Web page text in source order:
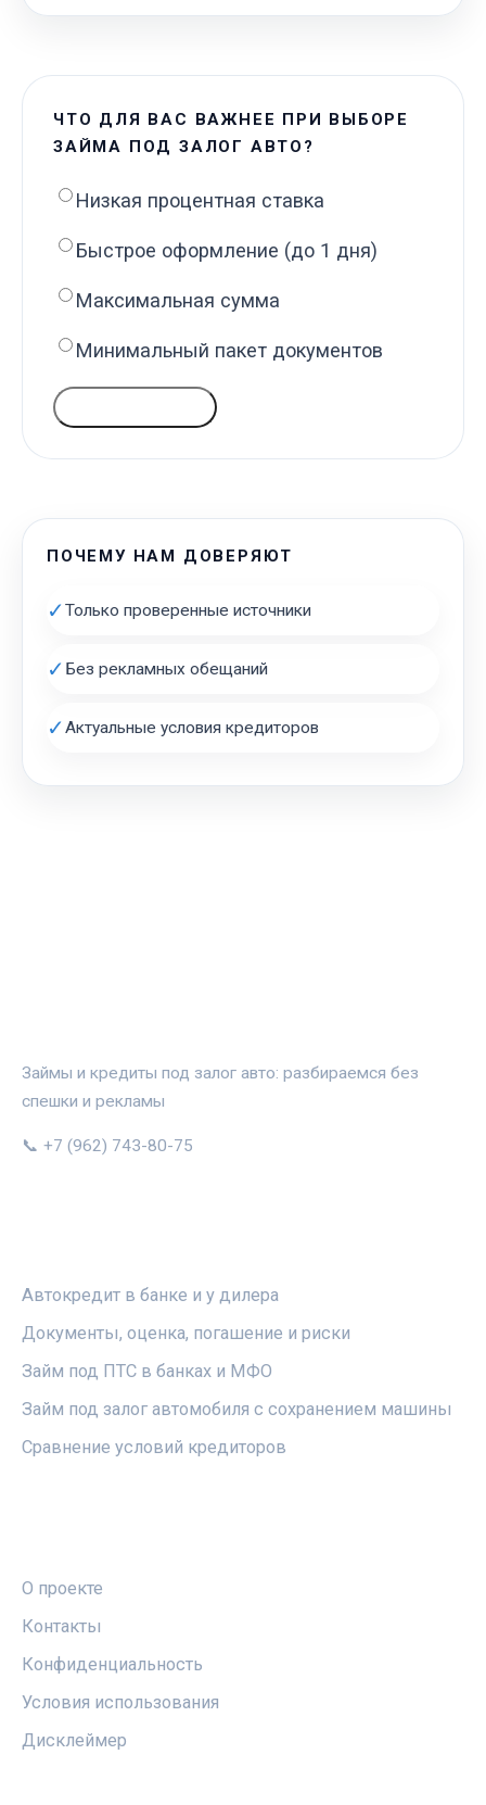
ЧТО ДЛЯ ВАС ВАЖНЕЕ ПРИ ВЫБОРЕ
ЗАЙМА ПОД ЗАЛОГ АВТО?
Низкая процентная ставка
Быстрое оформление (до 1 дня)
Максимальная сумма
Минимальный пакет документов
ПОЧЕМУ НАМ ДОВЕРЯЮТ
✓Только проверенные источники
✓ Без рекламных обещаний
✓Актуальные условия кредиторов
Займы и кредиты под залог авто: разбираемся без
спешки и рекламы
📞 +7 (962) 743-80-75
Автокредит в банке и у дилера
Документы, оценка, погашение и риски
Займ под ПТС в банках и МФО
Займ под залог автомобиля с сохранением машины
Сравнение условий кредиторов
О проекте
Контакты
Конфиденциальность
Условия использования
Дисклеймер